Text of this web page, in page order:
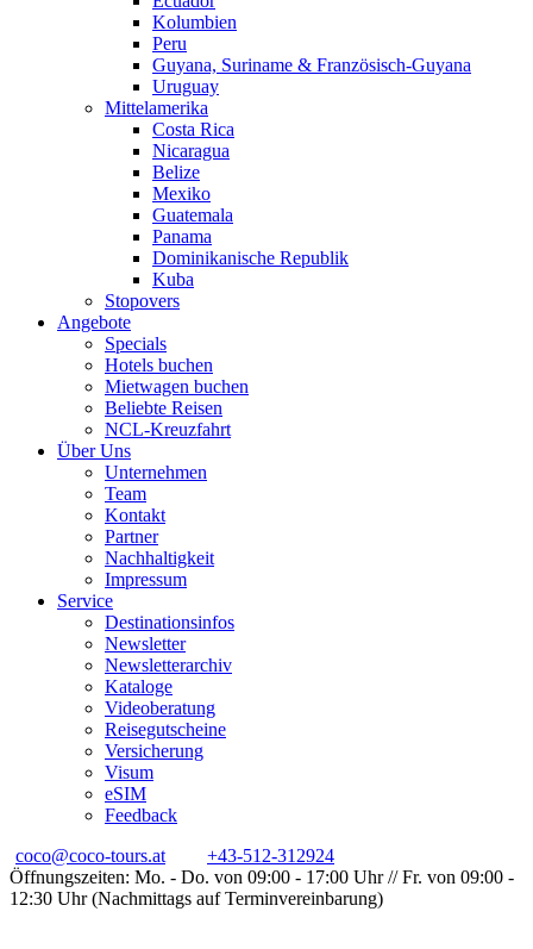
Kolumbien
Peru
Guyana, Suriname & Französisch-Guyana
Uruguay
Mittelamerika
Costa Rica
Nicaragua
Belize
Mexiko
Guatemala
Panama
Dominikanische Republik
Kuba
Stopovers
Angebote
Specials
Hotels buchen
Mietwagen buchen
Beliebte Reisen
NCL-Kreuzfahrt
Über Uns
Unternehmen
Team
Kontakt
Partner
Nachhaltigkeit
Impressum
Service
Destinationsinfos
Newsletter
Newsletterarchiv
Kataloge
Videoberatung
Reisegutscheine
Versicherung
Visum
eSIM
Feedback
coco@coco-tours.at
+43-512-312924
Öffnungszeiten: Mo. - Do. von 09:00 - 17:00 Uhr // Fr. von 09:00 -
12:30 Uhr (Nachmittags auf Terminvereinbarung)